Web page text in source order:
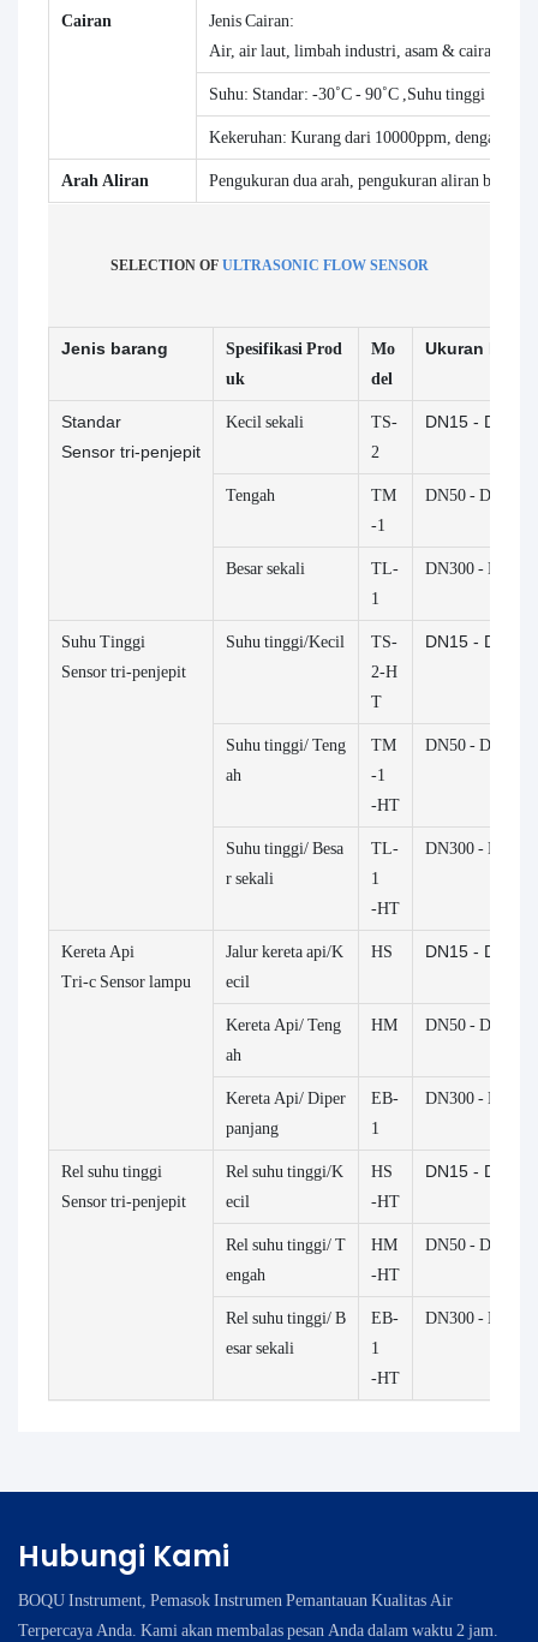
Cairan
Jenis Cairan:
Air, air laut, limbah industri, asam & cairan
Suhu: Standar: -30˚C - 90˚C ,Suhu tinggi：-
Kekeruhan: Kurang dari 10000ppm, dengan
Arah Aliran Pengukuran dua arah, pengukuran aliran bersih/
SELECTION OF ULTRASONIC FLOW SENSOR
Jenis barang
Spesifikasi Prod
uk
Mo
del
Ukuran Pipa
Standar
Sensor tri-penjepit
Kecil sekali
TS-
2
DN15 - DN100
Tengah
TM
-1
DN50 - DN700
Besar sekali
TL-
1
DN300 -
Suhu Tinggi
Sensor tri-penjepit
Suhu tinggi/Kecil
TS-
2-H
T
DN15 - DN100
Suhu tinggi/Teng
ah
TM
-1
-HT
DN50 - DN700
Suhu tinggi/Besa
r sekali
TL-
1
-HT
DN300 -
Kereta Api
Tri-c Sensor lampu
Jalur kereta api/K
ecil
HS DN15 - DN100
Kereta Api/Teng
ah
HM DN50 - DN300
Kereta Api/Diper
panjang
EB-
1
DN300 - DN700
Rel suhu tinggi
Sensor tri-penjepit
Rel suhu tinggi/K
ecil
HS
-HT
DN15 - DN100
Rel suhu tinggi/T
engah
HM
-HT
DN50 - DN300
Rel suhu tinggi/B
esar sekali
EB-
1
-HT
DN300 - DN700
Hubungi Kami
BOQU Instrument, Pemasok Instrumen Pemantauan Kualitas Air
Terpercaya Anda. Kami akan membalas pesan Anda dalam waktu 2 jam.